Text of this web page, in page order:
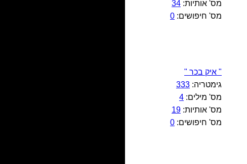
מס' אותיות: 34
מס' חיפושים: 0
" איק בכר "
גימטריה: 333
מס' מילים: 4
מס' אותיות: 19
מס' חיפושים: 0